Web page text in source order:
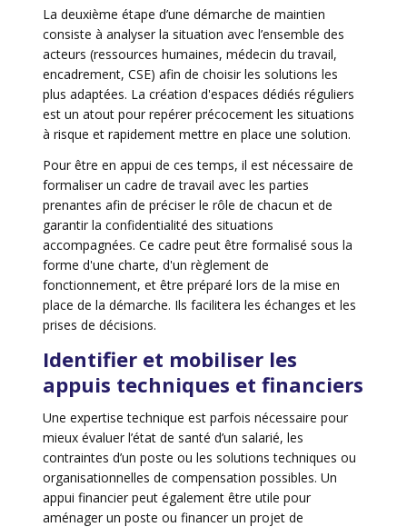
La deuxième étape d’une démarche de maintien
consiste à analyser la situation avec l’ensemble des
acteurs (ressources humaines, médecin du travail,
encadrement, CSE) afin de choisir les solutions les
plus adaptées. La création d'espaces dédiés réguliers
est un atout pour repérer précocement les situations
à risque et rapidement mettre en place une solution.
Pour être en appui de ces temps, il est nécessaire de
formaliser un cadre de travail avec les parties
prenantes afin de préciser le rôle de chacun et de
garantir la confidentialité des situations
accompagnées. Ce cadre peut être formalisé sous la
forme d'une charte, d'un règlement de
fonctionnement, et être préparé lors de la mise en
place de la démarche. Ils facilitera les échanges et les
prises de décisions.
Identifier et mobiliser les
appuis techniques et financiers
Une expertise technique est parfois nécessaire pour
mieux évaluer l’état de santé d’un salarié, les
contraintes d’un poste ou les solutions techniques ou
organisationnelles de compensation possibles. Un
appui financier peut également être utile pour
aménager un poste ou financer un projet de